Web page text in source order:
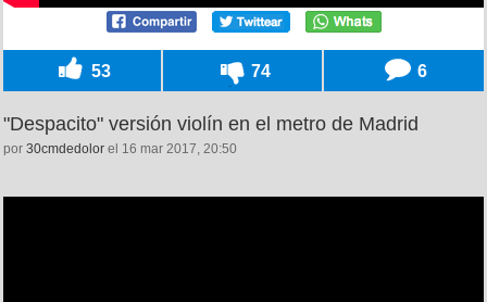
53 74 6
"Despacito" versión violín en el metro de Madrid
por 30cmdedolor el 16 mar 2017, 20:50